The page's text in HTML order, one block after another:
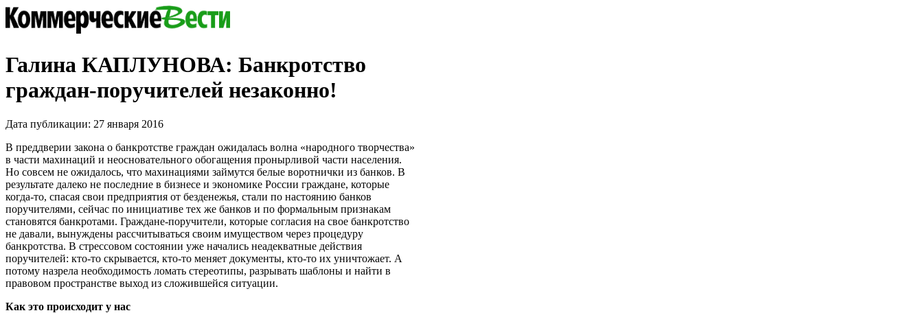
Галина КАПЛУНОВА: Банкротство
граждан-поручителей незаконно!
Дата публикации: 27 января 2016
В преддверии закона о банкротстве граждан ожидалась волна «народного творчества»
в части махинаций и неосновательного обогащения пронырливой части населения.
Но совсем не ожидалось, что махинациями займутся белые воротнички из банков. В
результате далеко не последние в бизнесе и экономике России граждане, которые
когда-то, спасая свои предприятия от безденежья, стали по настоянию банков
поручителями, сейчас по инициативе тех же банков и по формальным признакам
становятся банкротами. Граждане-поручители, которые согласия на свое банкротство
не давали, вынуждены рассчитываться своим имуществом через процедуру
банкротства. В стрессовом состоянии уже начались неадекватные действия
поручителей: кто-то скрывается, кто-то меняет документы, кто-то их уничтожает. А
потому назрела необходимость ломать стереотипы, разрывать шаблоны и найти в
правовом пространстве выход из сложившейся ситуации.
Как это происходит у нас